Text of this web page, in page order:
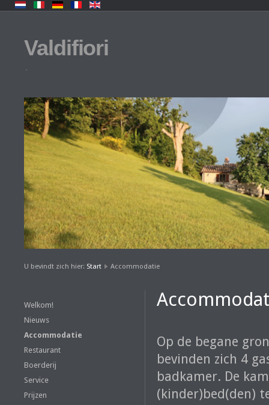
Valdifiori
U bevindt zich hier: Start Accommodatie
Welkom!
Nieuws
Accommodatie
Restaurant
Boerderij
Service
Prijzen
Op de begane
bevinden zich 4
badkamer. De
(kinder)bed(den)